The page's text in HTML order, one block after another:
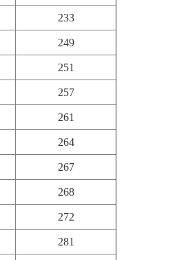
233
249
251
257
261
264
267
268
272
281